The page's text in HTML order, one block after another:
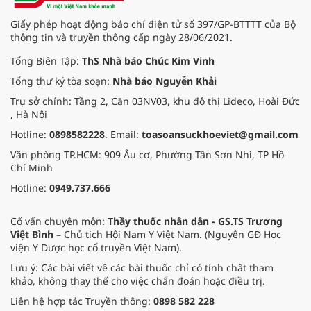
Giấy phép hoạt động báo chí điện tử số 397/GP-BTTTT của Bộ
thông tin và truyền thông cấp ngày 28/06/2021.
Tổng Biên Tập: ThS Nhà báo Chúc Kim Vinh
Tổng thư ký tòa soạn: Nhà báo Nguyễn Khải
Trụ sở chính: Tầng 2, Căn 03NV03, khu đô thị Lideco, Hoài Đức
, Hà Nội
Hotline: 0898582228. Email: toasoansuckhoeviet@gmail.com
Văn phòng TP.HCM: 909 Âu cơ, Phường Tân Sơn Nhì, TP Hồ
Chí Minh
Hotline: 0949.737.666
Cố vấn chuyên môn: Thầy thuốc nhân dân - GS.TS Trương
Việt Bình – Chủ tịch Hội Nam Y Việt Nam. (Nguyên GĐ Học
viện Y Dược học cổ truyền Việt Nam).
Lưu ý: Các bài viết về các bài thuốc chỉ có tính chất tham
khảo, không thay thế cho việc chẩn đoán hoặc điều trị.
Liên hệ hợp tác Truyền thông: 0898 582 228